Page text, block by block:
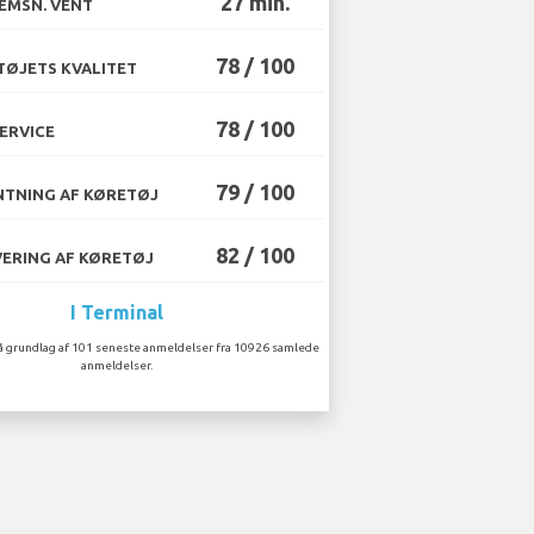
VENT
KVALITET 78 / 100
78 / 100
AF KØRETØJ 79 / 100
AF KØRETØJ 82 / 100
I Terminal
af 101 seneste anmeldelser fra 10926 samlede
anmeldelser.